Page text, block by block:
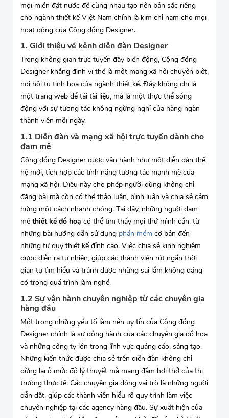
mọi miền đất nước để cùng nhau tạo nên bản sắc riêng
cho ngành thiết kế Việt Nam chính là kim chỉ nam cho mọi
hoạt động của Cộng đồng Designer.
1. Giới thiệu về kênh diễn đàn Designer
Trong không gian trực tuyến đầy biến động, Cộng đồng
Designer khẳng định vị thế là một mạng xã hội chuyên biệt,
nơi hội tụ tinh hoa của ngành thiết kế. Đây không chỉ là
một trang web để tải tài liệu, mà là một thực thể sống
động với sự tương tác không ngừng nghỉ của hàng ngàn
thành viên mỗi ngày.
1.1 Diễn đàn và mạng xã hội trực tuyến dành cho
đam mê
Cộng đồng Designer được vận hành như một diễn đàn thế
hệ mới, tích hợp các tính năng tương tác mạnh mẽ của
mạng xã hội. Điều này cho phép người dùng không chỉ
đăng bài mà còn có thể thảo luận, bình luận và chia sẻ cảm
hứng một cách nhanh chóng. Tại đây, những người đam
mê thiết kế đồ hoạ có thể tìm thấy mọi thứ mình cần, từ
những bài hướng dẫn sử dụng phần mềm cơ bản đến
những tư duy thiết kế đỉnh cao. Việc chia sẻ kinh nghiệm
được diễn ra tự nhiên, giúp các thành viên rút ngắn thời
gian tự tìm hiểu và tránh được những sai lầm không đáng
có trong quá trình làm nghề.
1.2 Sự vận hành chuyên nghiệp từ các chuyên gia
hàng đầu
Một trong những yếu tố làm nên uy tín của Cộng đồng
Designer chính là sự đồng hành của các chuyên gia đồ họa
và những công ty lớn trong lĩnh vực quảng cáo, sáng tạo.
Những kiến thức được chia sẻ trên diễn đàn không chỉ
dừng lại ở mức độ lý thuyết mà mang đậm hơi thở của thị
trường thực tế. Các chuyên gia đóng vai trò là những người
dẫn dắt, giúp các thành viên hiểu rõ quy trình làm việc
chuyên nghiệp tại các agency hàng đầu. Sự xuất hiện của